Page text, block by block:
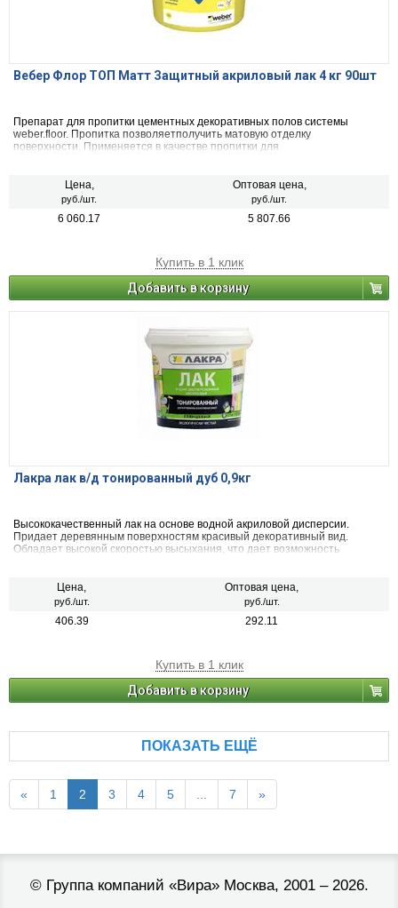
Вебер Флор ТОП Матт Защитный акриловый лак 4 кг 90шт
Препарат для пропитки цементных декоративных полов системы
weber.floor. Пропитка позволяетполучить матовую отделку
поверхности. Применяется в качестве пропитки для
зданий в квартирах, офисах,магазинах, для выставочных площадей и т.
п., атакже объектов общественного пользования.
Цена,
руб./шт.
Оптовая цена,
руб./шт.
6 060.17 5 807.66
Купить в 1 клик
Добавить в корзину
Лакра лак в/д тонированный дуб 0,9кг
Высококачественный лак на основе водной акриловой дисперсии.
Придает деревянным поверхностям красивый декоративный вид.
Обладает высокой скоростью высыхания, что дает возможность
деревянных поверхностей (плинтусов, вагонки, наличника, различных
видов панелей), кроме полов, а также для внутренних работ по
Цена,
руб./шт.
Оптовая цена,
руб./шт.
406.39 292.11
Купить в 1 клик
Добавить в корзину
ПОКАЗАТЬ ЕЩЁ
« 1 2 3 4 5 ... 7 »
© Группа компаний «Вира»Москва, 2001 – 2026.